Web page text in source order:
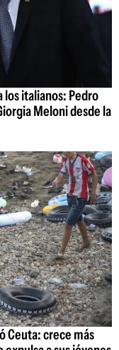
los italianos: Pedro
Meloni desde la
Ceuta: crece más